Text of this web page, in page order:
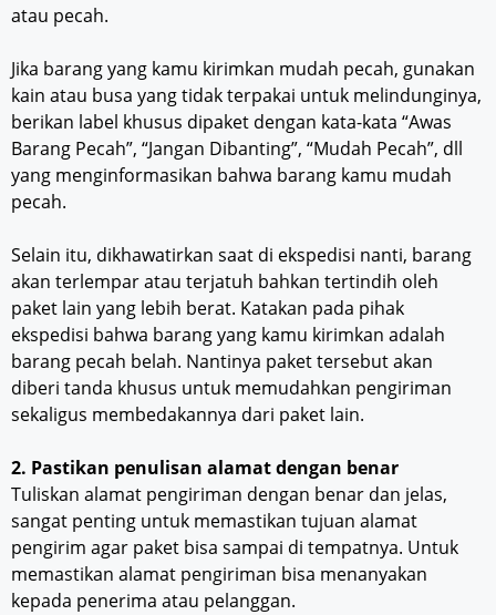
atau pecah.
Jika barang yang kamu kirimkan mudah pecah, gunakan
kain atau busa yang tidak terpakai untuk melindunginya,
berikan label khusus dipaket dengan kata-kata “Awas
Barang Pecah”, “Jangan Dibanting”, “Mudah Pecah”, dll
yang menginformasikan bahwa barang kamu mudah
pecah.
Selain itu, dikhawatirkan saat di ekspedisi nanti, barang
akan terlempar atau terjatuh bahkan tertindih oleh
paket lain yang lebih berat. Katakan pada pihak
ekspedisi bahwa barang yang kamu kirimkan adalah
barang pecah belah. Nantinya paket tersebut akan
diberi tanda khusus untuk memudahkan pengiriman
sekaligus membedakannya dari paket lain.
2. Pastikan penulisan alamat dengan benar
Tuliskan alamat pengiriman dengan benar dan jelas,
sangat penting untuk memastikan tujuan alamat
pengirim agar paket bisa sampai di tempatnya. Untuk
memastikan alamat pengiriman bisa menanyakan
kepada penerima atau pelanggan.